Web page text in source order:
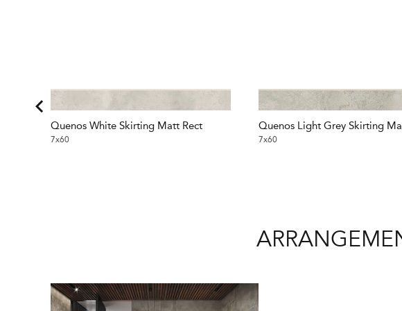
Quenos White Skirting Matt Rect
7x60
Quenos Light Grey Skirting
7x60